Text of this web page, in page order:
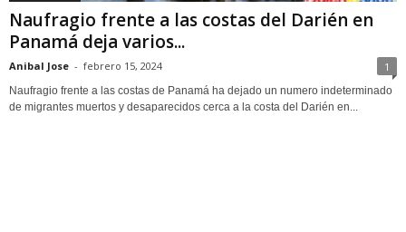
Naufragio frente a las costas del Darién en
Panamá deja varios...
Anibal Jose - febrero 15, 2024 1
Naufragio frente a las costas de Panamá ha dejado un numero indeterminado
de migrantes muertos y desaparecidos cerca a la costa del Darién en...